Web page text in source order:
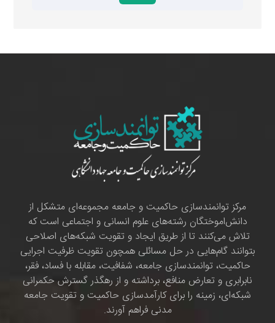
مرکز توانمندسازی حاکمیت و جامعه مجموعه‌ای متشکل از
دانش‌اموختگان رشته‌های علوم انسانی و اجتماعی است که
تلاش می‌کنند تا از طریق ایجاد و تقویت شبکه‌های اصلاحی
بتوانند گام‌هایی در حل مسائلی همچون تقویت ظرفیت اجرایی
حاکمیت، توانمندسازی جامعه، شفافیت، مقابله با فساد، فقر،
نابرابری و تعارض منافع، برداشته و از رهگذر گسترش حکمرانی
شبکه‌ای، زمینه را برای کارآمدسازی حاکمیت و تقویت جامعه
مدنی فراهم آورند.